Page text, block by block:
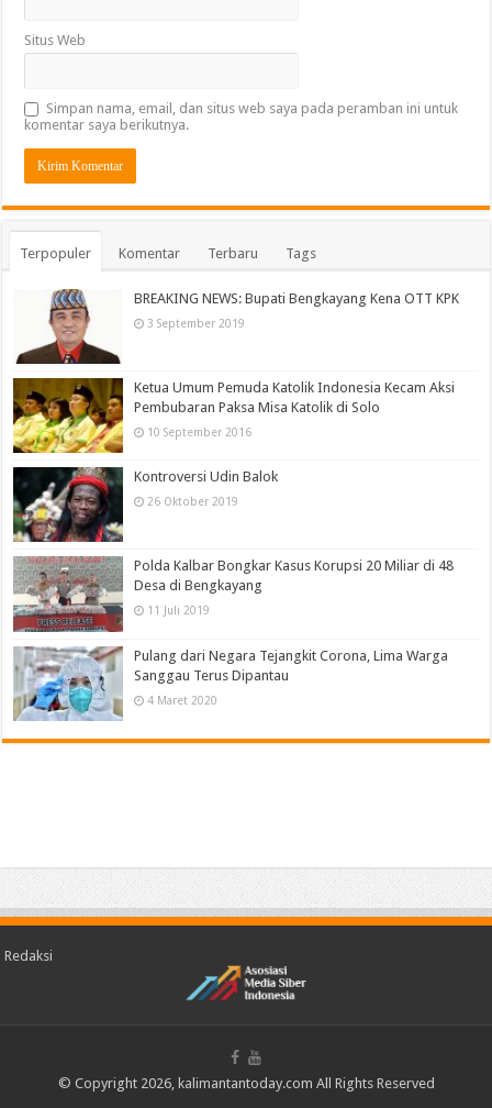
Situs Web
Simpan nama, email, dan situs web saya pada peramban ini untuk
komentar saya berikutnya.
Terpopuler Komentar Terbaru Tags
BREAKING NEWS: Bupati Bengkayang Kena OTT KPK
3 September 2019
Ketua Umum Pemuda Katolik Indonesia Kecam Aksi
Pembubaran Paksa Misa Katolik di Solo
10 September 2016
Kontroversi Udin Balok
26 Oktober 2019
Polda Kalbar Bongkar Kasus Korupsi 20 Miliar di 48
Desa di Bengkayang
11 Juli 2019
Pulang dari Negara Tejangkit Corona, Lima Warga
Sanggau Terus Dipantau
4 Maret 2020
Redaksi
© Copyright 2026, kalimantantoday.com All Rights Reserved